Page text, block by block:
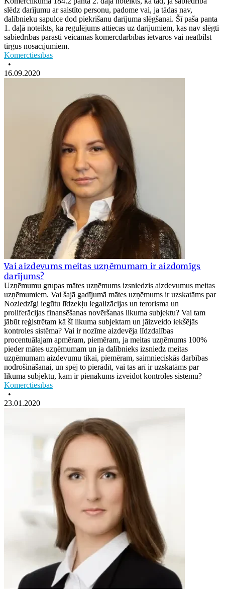
slēdz darījumu ar saistīto personu, padome vai, ja tādas nav,
dalībnieku sapulce dod piekrišanu darījuma slēgšanai. Šī paša panta
1. daļā noteikts, ka regulējums attiecas uz darījumiem, kas nav slēgti
sabiedrības parasti veicamās komercdarbības ietvaros vai neatbilst
tirgus nosacījumiem.
Komerctiesības
•
16.09.2020
Vai aizdevums meitas uzņēmumam ir aizdomīgs
darījums?
Uzņēmumu grupas mātes uzņēmums izsniedzis aizdevumus meitas
uzņēmumiem. Vai šajā gadījumā mātes uzņēmums ir uzskatāms par
Noziedzīgi iegūtu līdzekļu legalizācijas un terorisma un
proliferācijas finansēšanas novēršanas likuma subjektu? Vai tam
jābūt reģistrētam kā šī likuma subjektam un jāizveido iekšējās
kontroles sistēma? Vai ir nozīme aizdevēja līdzdalības
procentuālajam apmēram, piemēram, ja meitas uzņēmums 100%
pieder mātes uzņēmumam un ja dalībnieks izsniedz meitas
uzņēmumam aizdevumu tikai, piemēram, saimnieciskās darbības
nodrošināšanai, un spēj to pierādīt, vai tas arī ir uzskatāms par
likuma subjektu, kam ir pienākums izveidot kontroles sistēmu?
Komerctiesības
•
23.01.2020